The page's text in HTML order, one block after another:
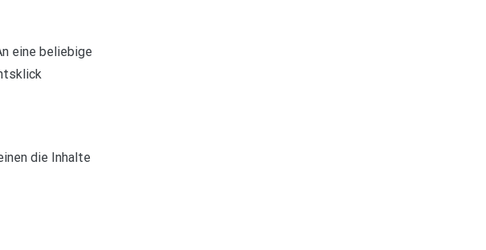
eine beliebige
die Inhalte